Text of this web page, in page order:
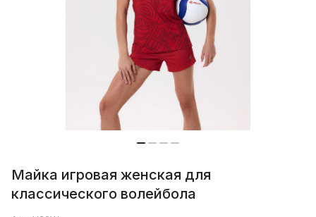
Майка игровая женская для
классического волейбола